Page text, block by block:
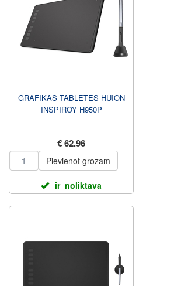
GRAFIKAS TABLETES HUION
INSPIROY H950P
€ 62.96
Pievienot grozam
ir_noliktava